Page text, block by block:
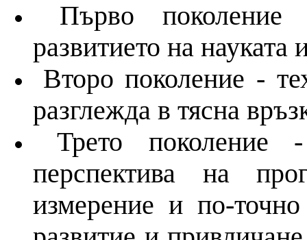
Първо
развитието на науката
Второ поколение -
разглежда в тясна
Трето поколение
перспектива на
измерение и по-